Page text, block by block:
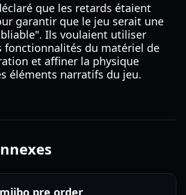
que les retards étaient
garantir que le jeu serait une
Ils voulaient utiliser
fonctionnalités du matériel de
et affiner la physique
éléments narratifs du jeu.
pre order